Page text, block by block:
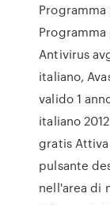
Programma
Programma
Antivirus
italiano,
valido 1
italiano
gratis
pulsante
nell'area di